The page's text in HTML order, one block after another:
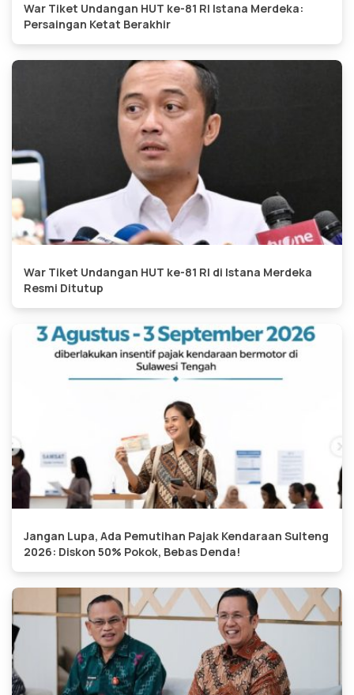
War Tiket Undangan HUT ke-81 RI Istana Merdeka:
Persaingan Ketat Berakhir
War Tiket Undangan HUT ke-81 RI di Istana Merdeka
Resmi Ditutup
Jangan Lupa, Ada Pemutihan Pajak Kendaraan Sulteng
2026: Diskon 50% Pokok, Bebas Denda!